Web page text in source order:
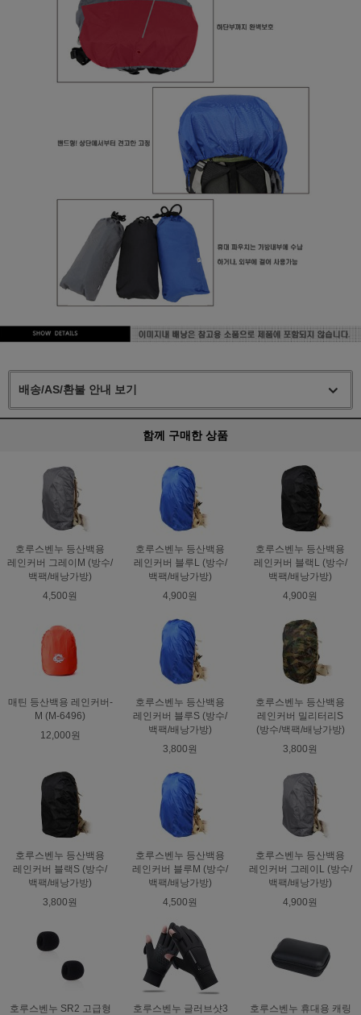
배송/AS/환불 안내 보기
함께 구매한 상품
호루스벤누 등산백용
레인커버 그레이M (방수/
백팩/배낭가방)
4,500원
호루스벤누 등산백용
레인커버 블루L (방수/
백팩/배낭가방)
4,900원
호루스벤누 등산백용
레인커버 블랙L (방수/
백팩/배낭가방)
4,900원
매틴 등산백용 레인커버-
M (M-6496)
12,000원
호루스벤누 등산백용
레인커버 블루S (방수/
백팩/배낭가방)
3,800원
호루스벤누 등산백용
레인커버 밀리터리S
(방수/백팩/배낭가방)
3,800원
호루스벤누 등산백용
레인커버 블랙S (방수/
백팩/배낭가방)
3,800원
호루스벤누 등산백용
레인커버 블루M (방수/
백팩/배낭가방)
4,500원
호루스벤누 등산백용
레인커버 그레이L (방수/
백팩/배낭가방)
4,900원
호루스벤누 SR2 고급형
호루스벤누 글러브샷3
호루스벤누 휴대용 캐링